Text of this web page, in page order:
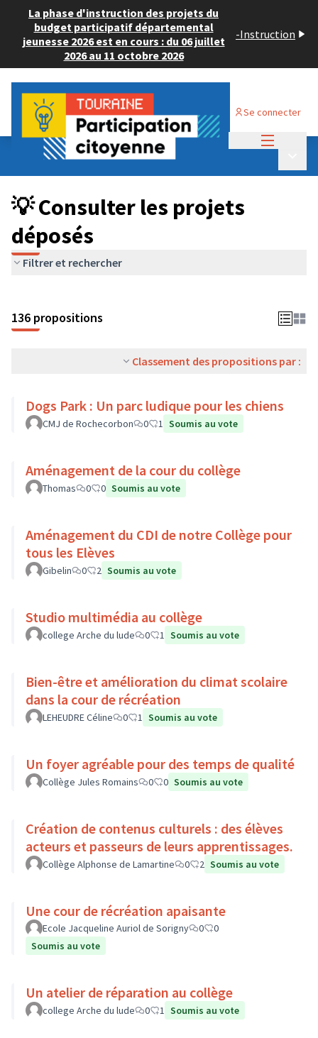
La phase d'instruction des projets du
budget participatif départemental
jeunesse 2026 est en cours : du 06 juillet
2026 au 11 octobre 2026
-Instruction
Se connecter
Budget Participatif JEUNESSE 2024
💡 Consulter les projets déposés
💡 Consulter les projets
déposés
Filtrer et rechercher
136 propositions
Classement des propositions par :
Dogs Park : Un parc ludique pour les chiens
CMJ de Rochecorbon 0 1 Soumis au vote
Aménagement de la cour du collège
Thomas 0 0 Soumis au vote
Aménagement du CDI de notre Collège pour
tous les Elèves
Gibelin 0 2 Soumis au vote
Studio multimédia au collège
college Arche du lude 0 1 Soumis au vote
Bien-être et amélioration du climat scolaire
dans la cour de récréation
LEHEUDRE Céline 0 1 Soumis au vote
Un foyer agréable pour des temps de qualité
Collège Jules Romains 0 0 Soumis au vote
Création de contenus culturels : des élèves
acteurs et passeurs de leurs apprentissages.
Collège Alphonse de Lamartine 0 2 Soumis au vote
Une cour de récréation apaisante
Ecole Jacqueline Auriol de Sorigny 0
0
Soumis au vote
Un atelier de réparation au collège
college Arche du lude 0 1 Soumis au vote